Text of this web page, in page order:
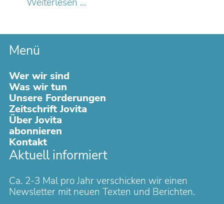
Macht
Menü
Navigation
überspringen
Wer wir sind
Was wir tun
Unsere Forderungen
Zeitschrift Jovita
Über Jovita
abonnieren
Kontakt
Aktuell informiert
Ca. 2-3 Mal pro Jahr verschicken wir einen
Newsletter mit neuen Texten und Berichten.